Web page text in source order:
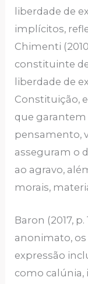
liberdade de
implícitos,
Chimenti
constituinte
liberdade de
Constituição,
que garantem
pensamento,
asseguram o
ao agravo,
morais,
Baron (2017,
anonimato,
expressão
como calúnia,